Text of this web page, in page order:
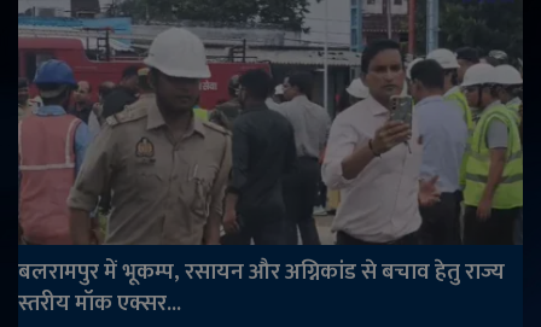
बलरामपुर में भूकम्प, रसायन और अग्निकांड से बचाव हेतु राज्य
स्तरीय मॉक एक्सर...